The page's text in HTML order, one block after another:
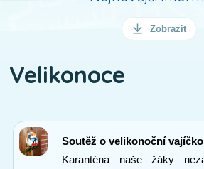
Zobrazit
Velikonoce
Soutěž o velikonoční vajíčko
Karanténa naše žáky